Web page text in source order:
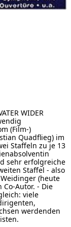
WIDER
(Film-)
Quadflieg) im
Staffeln zu je 13
sehr erfolgreiche
Staffel - also
(heute
Autor. - Die
viele
werdenden